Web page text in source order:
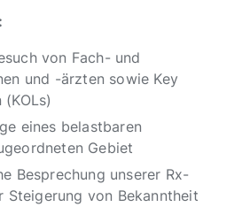
von Fach- und
und -ärzten sowie Key
eines belastbaren
Gebiet
Besprechung unserer Rx-
Steigerung von Bekanntheit